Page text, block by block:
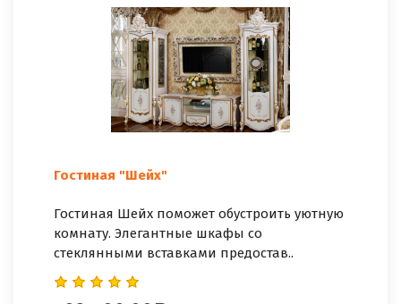
Гостиная "Шейх"
Гостиная Шейх поможет обустроить уютную
комнату. Элегантные шкафы со
стеклянными вставками предостав..